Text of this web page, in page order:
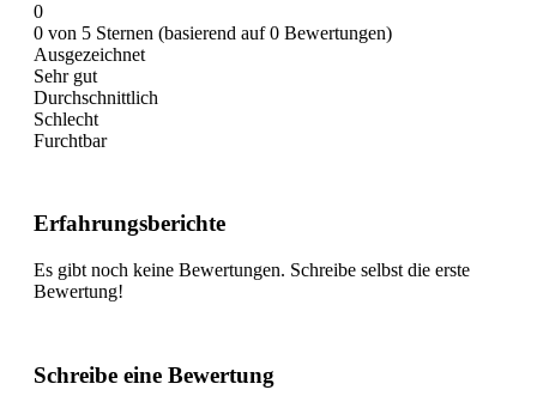
0
0 von 5 Sternen (basierend auf 0 Bewertungen)
Ausgezeichnet
Sehr gut
Durchschnittlich
Schlecht
Furchtbar
Erfahrungsberichte
Es gibt noch keine Bewertungen. Schreibe selbst die erste
Bewertung!
Schreibe eine Bewertung